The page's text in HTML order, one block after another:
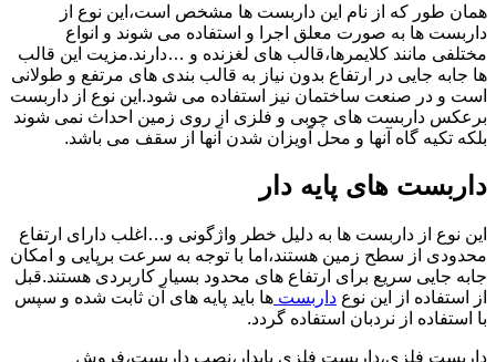
همان طور که از نام این داربست ها مشخص است،این نوع از
داربست ها به صورت معلق اجرا و استفاده می شوند و انواع
مختلفی مانند کلایمرها،قالب های لغزنده و …دارند.مزیت این قالب
ها جابه جایی در ارتفاع بدون نیاز به قالب بندی های مرتفع و طولانی
است و در صنعت ساختمان نیز استفاده می شود.این نوع از داربست
برعکس داربست های چوبی و فلزی از روی زمین احداث نمی شوند
بلکه تکیه گاه آنها و محل آویزان شدن آنها از سقف می باشد.
داربست های پایه دار
این نوع از داربست ها به دلیل خطر واژگونی و…اغلب دارای ارتفاع
محدودی از سطح زمین هستند،اما با توجه به سرعت برپایی و امکان
جابه جایی سریع برای ارتفاع های محدود بسیار کاربردی هستند.قبل
از استفاده از این نوع داربست ها باید پایه های آن ثابت شده و سپس
با استفاده از نردبان استفاده گردد.
داربست فلزی،داربست فلزی پایدار،نصب داربست،فروش